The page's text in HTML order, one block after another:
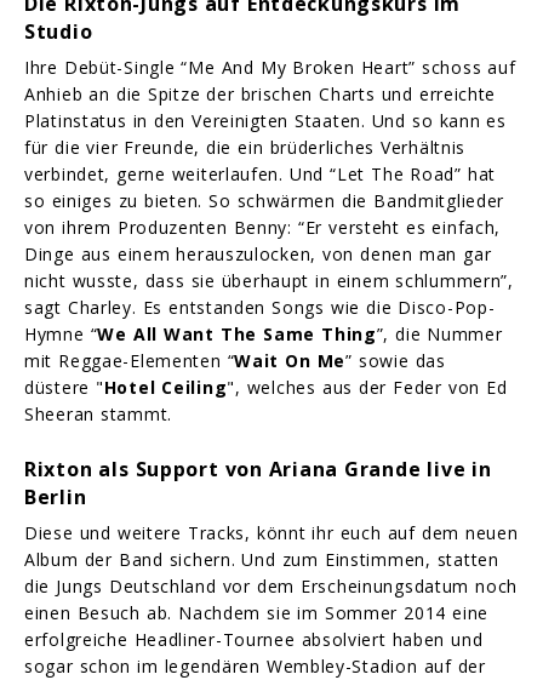
Studio
Ihre Debüt-Single “Me And My Broken Heart” schoss auf
Anhieb an die Spitze der brischen Charts und erreichte
Platinstatus in den Vereinigten Staaten. Und so kann es
für die vier Freunde, die ein brüderliches Verhältnis
verbindet, gerne weiterlaufen. Und “Let The Road” hat
so einiges zu bieten. So schwärmen die Bandmitglieder
von ihrem Produzenten Benny: “Er versteht es einfach,
Dinge aus einem herauszulocken, von denen man gar
nicht wusste, dass sie überhaupt in einem schlummern”,
sagt Charley. Es entstanden Songs wie die Disco-Pop-
Hymne “We All Want The Same Thing”, die Nummer
mit Reggae-Elementen “Wait On Me” sowie das
düstere "Hotel Ceiling", welches aus der Feder von Ed
Sheeran stammt.
Rixton als Support von Ariana Grande live in
Berlin
Diese und weitere Tracks, könnt ihr euch auf dem neuen
Album der Band sichern. Und zum Einstimmen, statten
die Jungs Deutschland vor dem Erscheinungsdatum noch
einen Besuch ab. Nachdem sie im Sommer 2014 eine
erfolgreiche Headliner-Tournee absolviert haben und
sogar schon im legendären Wembley-Stadion auf der